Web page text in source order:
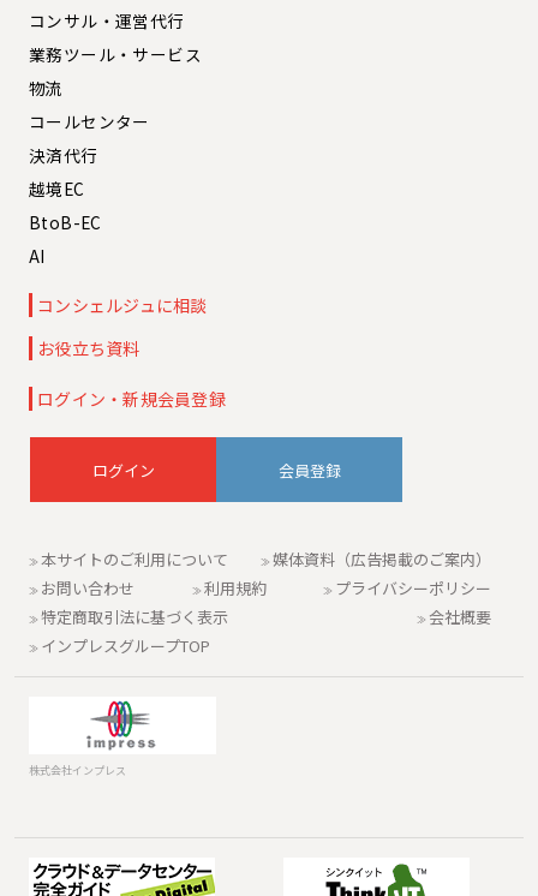
コンサル・運営代行
業務ツール・サービス
物流
コールセンター
決済代行
越境EC
BtoB-EC
AI
コンシェルジュに相談
お役立ち資料
ログイン・新規会員登録
会員登録
本サイトのご利用について
媒体資料（広告掲載のご案内）
お問い合わせ
利用規約
プライバシーポリシー
特定商取引法に基づく表示
会社概要
インプレスグループTOP
株式会社インプレス
データセンター
ソフトウェア開